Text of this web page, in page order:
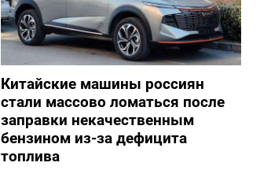
Китайские машины россиян
стали массово ломаться после
заправки некачественным
бензином из-за дефицита
топлива